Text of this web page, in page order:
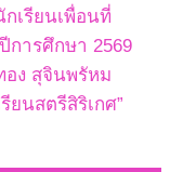
เรียนเพื่อนที่
การศึกษา 2569
ง สุจินพรัหม
ยนสตรีสิริเกศ”